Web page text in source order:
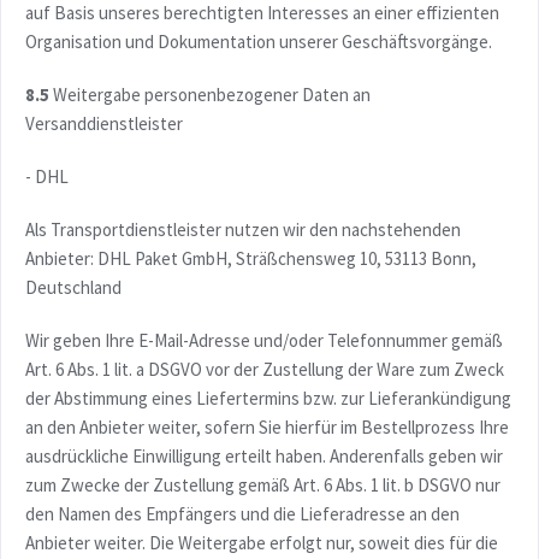
auf Basis unseres berechtigten Interesses an einer effizienten
Organisation und Dokumentation unserer Geschäftsvorgänge.
8.5 Weitergabe personenbezogener Daten an
Versanddienstleister
- DHL
Als Transportdienstleister nutzen wir den nachstehenden
Anbieter: DHL Paket GmbH, Sträßchensweg 10, 53113 Bonn,
Deutschland
Wir geben Ihre E-Mail-Adresse und/oder Telefonnummer gemäß
Art. 6 Abs. 1 lit. a DSGVO vor der Zustellung der Ware zum Zweck
der Abstimmung eines Liefertermins bzw. zur Lieferankündigung
an den Anbieter weiter, sofern Sie hierfür im Bestellprozess Ihre
ausdrückliche Einwilligung erteilt haben. Anderenfalls geben wir
zum Zwecke der Zustellung gemäß Art. 6 Abs. 1 lit. b DSGVO nur
den Namen des Empfängers und die Lieferadresse an den
Anbieter weiter. Die Weitergabe erfolgt nur, soweit dies für die